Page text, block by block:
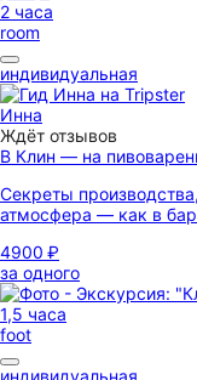
2 часа
room
индивидуальная
Инна
Ждёт отзывов
В Клин — на
Секреты
атмосфера — как в
4900 ₽
за одного
1,5 часа
foot
индивидуальная